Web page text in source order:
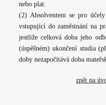
nebo plat.
(2) Absolventem se pro
vstupující do zaměstnání na
jestliže celková doba jeho
(úspěšném) ukončení studia
doby nezapočítává doba
zpět na